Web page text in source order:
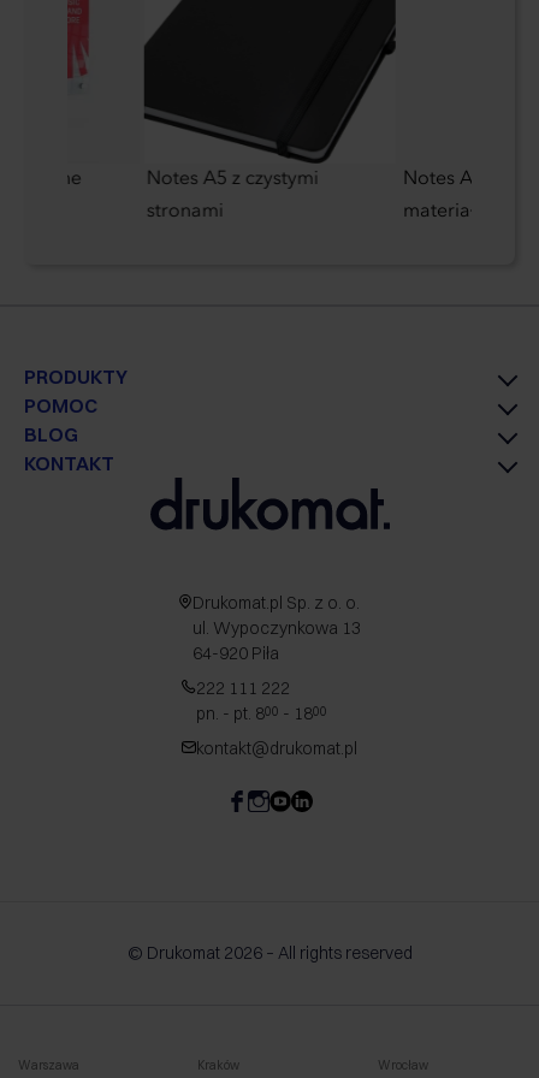
Notes A5 z czystymi
stronami
Notes A5 z
materiałów z
PRODUKTY
POMOC
BLOG
KONTAKT
Drukomat.pl Sp. z o. o.
ul. Wypoczynkowa 13
64-920 Piła
222 111 222
pn. - pt. 800 - 1800
kontakt@drukomat.pl
© Drukomat 2026 – All rights reserved
Warszawa Kraków Wrocław